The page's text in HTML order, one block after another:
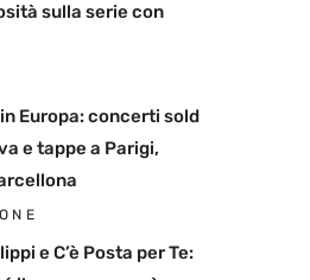
sulla serie con
Europa: concerti sold
e tappe a Parigi,
e C’è Posta per Te: